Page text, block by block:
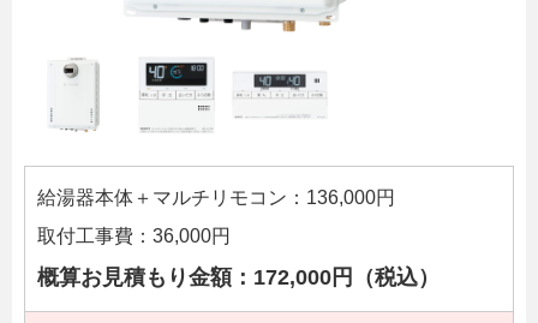
給湯器本体＋マルチリモコン：136,000円
取付工事費：36,000円
概算お見積もり金額：172,000円（税込）